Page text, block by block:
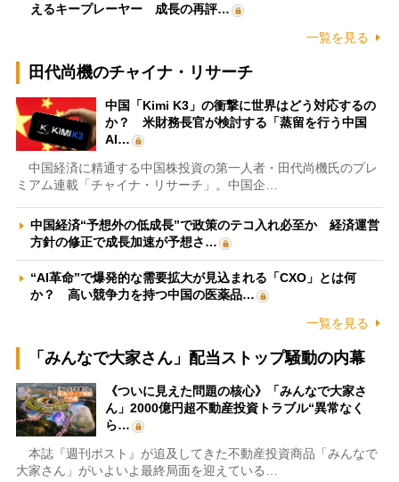
えるキープレーヤー 成長の再評…
一覧を見る
田代尚機のチャイナ・リサーチ
中国「Kimi K3」の衝撃に世界はどう対応するの
か？ 米財務長官が検討する「蒸留を行う中国
AI…
中国経済に精通する中国株投資の第一人者・田代尚機氏のプレ
ミアム連載「チャイナ・リサーチ」。中国企…
中国経済“予想外の低成長”で政策のテコ入れ必至か 経済運営
方針の修正で成長加速が予想さ…
“AI革命”で爆発的な需要拡大が見込まれる「CXO」とは何
か？ 高い競争力を持つ中国の医薬品…
一覧を見る
「みんなで大家さん」配当ストップ騒動の内幕
《ついに見えた問題の核心》「みんなで大家さ
ん」2000億円超不動産投資トラブル“異常なく
ら…
本誌『週刊ポスト』が追及してきた不動産投資商品「みんなで
大家さん」がいよいよ最終局面を迎えている…